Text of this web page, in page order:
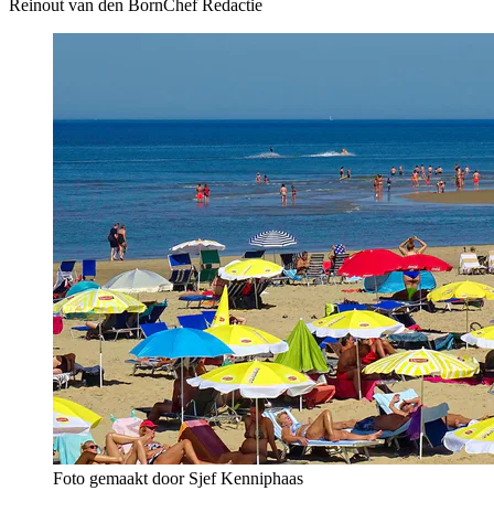
Reinout van den BornChef Redactie
Foto gemaakt door Sjef Kenniphaas